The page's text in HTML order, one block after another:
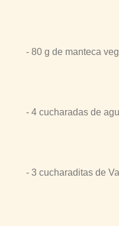
- 80 g de manteca
- 4 cucharadas de
- 3 cucharaditas de